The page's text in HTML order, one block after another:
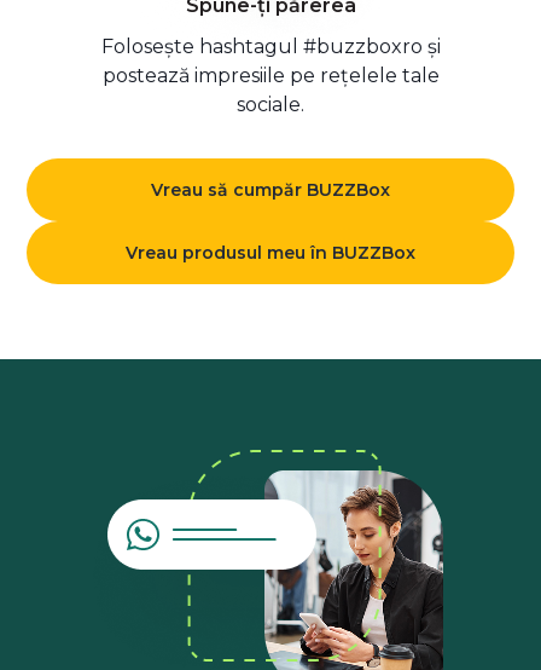
Spune-ți părerea
Folosește hashtagul #buzzboxro și
postează impresiile pe rețelele tale
sociale.
Vreau să cumpăr BUZZBox
Vreau produsul meu în BUZZBox